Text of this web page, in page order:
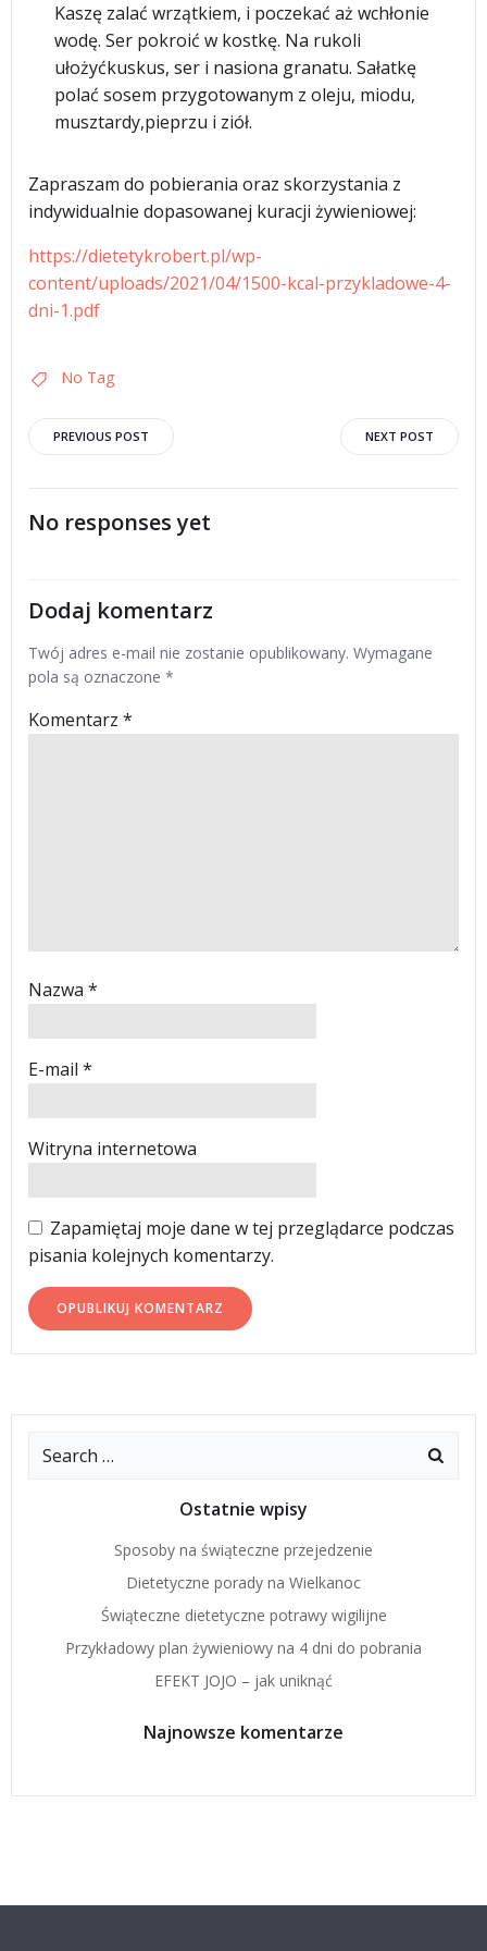
Kaszę zalać wrzątkiem, i poczekać aż wchłonie
wodę. Ser pokroić w kostkę. Na rukoli
ułożyćkuskus, ser i nasiona granatu. Sałatkę
polać sosem przygotowanym z oleju, miodu,
musztardy,pieprzu i ziół.
Zapraszam do pobierania oraz skorzystania z
indywidualnie dopasowanej kuracji żywieniowej:
https://dietetykrobert.pl/wp-
content/uploads/2021/04/1500-kcal-przykladowe-4-
dni-1.pdf
No Tag
Nawigacja
wpisu
PREVIOUS POST
Nawigacja
wpisu
NEXT POST
No responses yet
Dodaj komentarz
Twój adres e-mail nie zostanie opublikowany. Wymagane
pola są oznaczone *
Komentarz *
Nazwa *
E-mail *
Witryna internetowa
Zapamiętaj moje dane w tej przeglądarce podczas
pisania kolejnych komentarzy.
Search
Ostatnie wpisy
Sposoby na świąteczne przejedzenie
Dietetyczne porady na Wielkanoc
Świąteczne dietetyczne potrawy wigilijne
Przykładowy plan żywieniowy na 4 dni do pobrania
EFEKT JOJO – jak uniknąć
Najnowsze komentarze